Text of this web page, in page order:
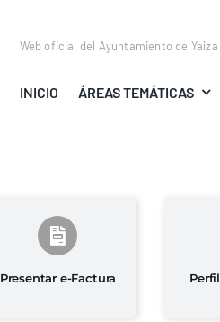
Web oficial del Ayuntamiento de
INICIO ÁREAS TEMÁTICAS
Presentar e-Factura